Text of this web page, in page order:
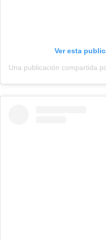
Ver esta